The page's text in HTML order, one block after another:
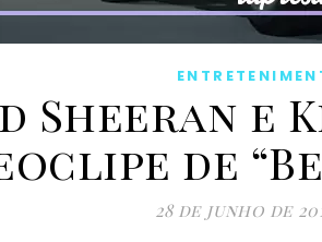
Sheeran e
de
28 de junho de